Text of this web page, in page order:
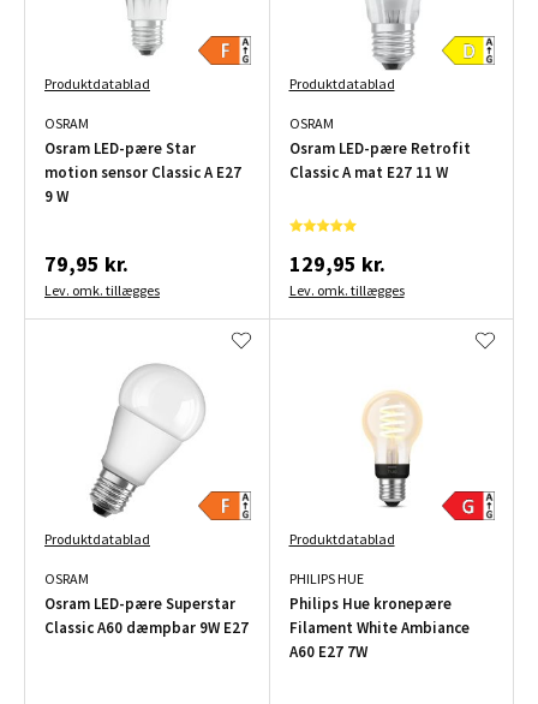
Produktdatablad
OSRAM
Osram LED-pære Star
motion sensor Classic A E27
9 W
79,95 kr.
Lev. omk. tillægges
Produktdatablad
OSRAM
Osram LED-pære Retrofit
Classic A mat E27 11 W
129,95 kr.
Lev. omk. tillægges
Produktdatablad
OSRAM
Osram LED-pære Superstar
Classic A60 dæmpbar 9W E27
Produktdatablad
PHILIPS HUE
Philips Hue kronepære
Filament White Ambiance
A60 E27 7W